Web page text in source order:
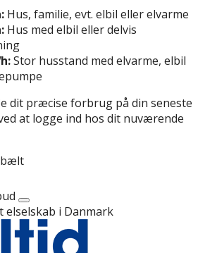
Hus, familie, evt. elbil eller elvarme
Hus med elbil eller delvis
Stor husstand med elvarme, elbil
dit præcise forbrug på din seneste
at logge ind hos dit nuværende
elselskab i Danmark